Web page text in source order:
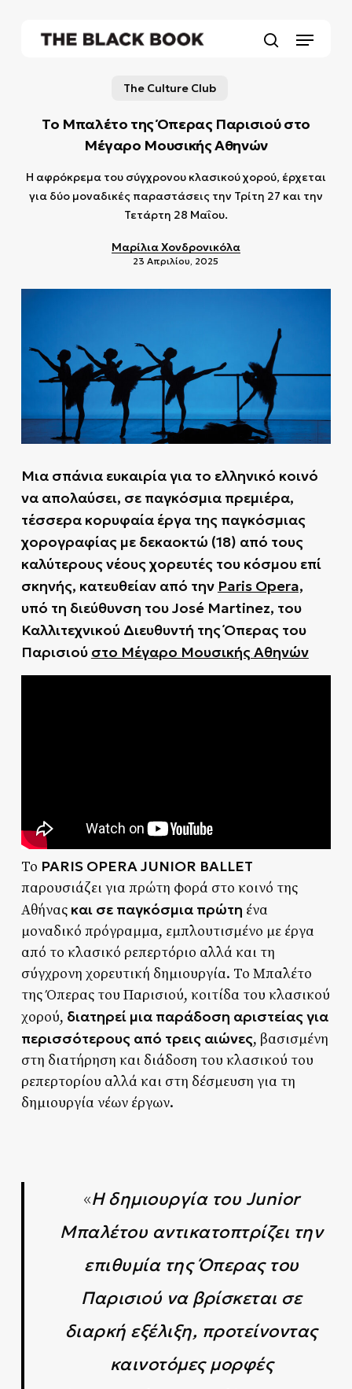
Menu
The Culture Club
Το Μπαλέτο της Όπερας Παρισιού στο
Μέγαρο Μουσικής Αθηνών
H αφρόκρεμα του σύγχρονου κλασικού χορού, έρχεται
για δύο μοναδικές παραστάσεις την Τρίτη 27 και την
Τετάρτη 28 Μαΐου.
Μαρίλια Χονδρονικόλα
23 Απριλίου, 2025
Μια σπάνια ευκαιρία για το ελληνικό κοινό
να απολαύσει, σε παγκόσμια πρεμιέρα,
τέσσερα κορυφαία έργα της παγκόσμιας
χορογραφίας με δεκαοκτώ (18) από τους
καλύτερους νέους χορευτές του κόσμου επί
σκηνής, κατευθείαν από την Paris Opera,
υπό τη διεύθυνση του José Martinez, του
Καλλιτεχνικού Διευθυντή της Όπερας του
Παρισιού στο Μέγαρο Μουσικής Αθηνών
Το PARIS OPERA JUNIOR BALLET
παρουσιάζει για πρώτη φορά στο κοινό της
Αθήνας και σε παγκόσμια πρώτη ένα
μοναδικό πρόγραμμα, εμπλουτισμένο με έργα
από το κλασικό ρεπερτόριο αλλά και τη
σύγχρονη χορευτική δημιουργία. Το Μπαλέτο
της Όπερας του Παρισιού, κοιτίδα του κλασικού
χορού, διατηρεί μια παράδοση αριστείας για
περισσότερους από τρεις αιώνες, βασισμένη
στη διατήρηση και διάδοση του κλασικού του
ρεπερτορίου αλλά και στη δέσμευση για τη
δημιουργία νέων έργων.
«Η δημιουργία του Junior
Μπαλέτου αντικατοπτρίζει την
επιθυμία της Όπερας του
Παρισιού να βρίσκεται σε
διαρκή εξέλιξη, προτείνοντας
καινοτόμες μορφές